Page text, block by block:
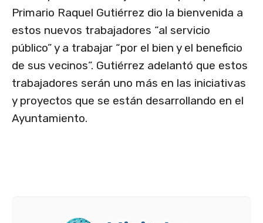
Primario Raquel Gutiérrez dio la bienvenida a
estos nuevos trabajadores “al servicio
público” y a trabajar “por el bien y el beneficio
de sus vecinos”. Gutiérrez adelantó que estos
trabajadores serán uno más en las iniciativas
y proyectos que se están desarrollando en el
Ayuntamiento.